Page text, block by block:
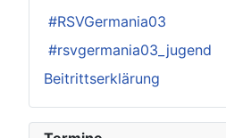
#RSVGermania03
#rsvgermania03_jugend
Beitrittserklärung